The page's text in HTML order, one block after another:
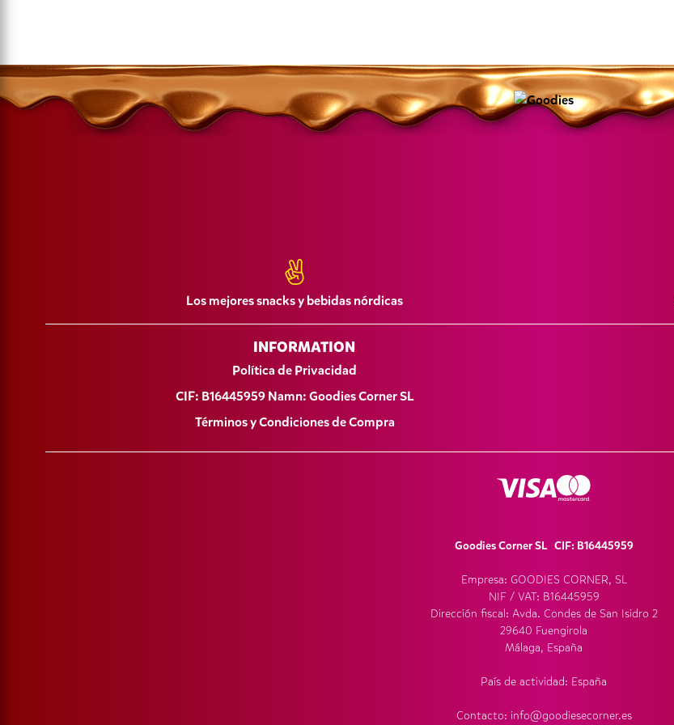
Los mejores snacks y bebidas nórdicas
INFORMATION
Política de Privacidad
CIF: B16445959 Namn: Goodies Corner SL
Términos y Condiciones de Compra
Goodies Corner SL CIF: B16445959
Empresa: GOODIES CORNER, SL
NIF / VAT: B16445959
Dirección fiscal: Avda. Condes de San Isidro 2
29640 Fuengirola
Málaga, España
País de actividad: España
Contacto: info@goodiesecorner.es